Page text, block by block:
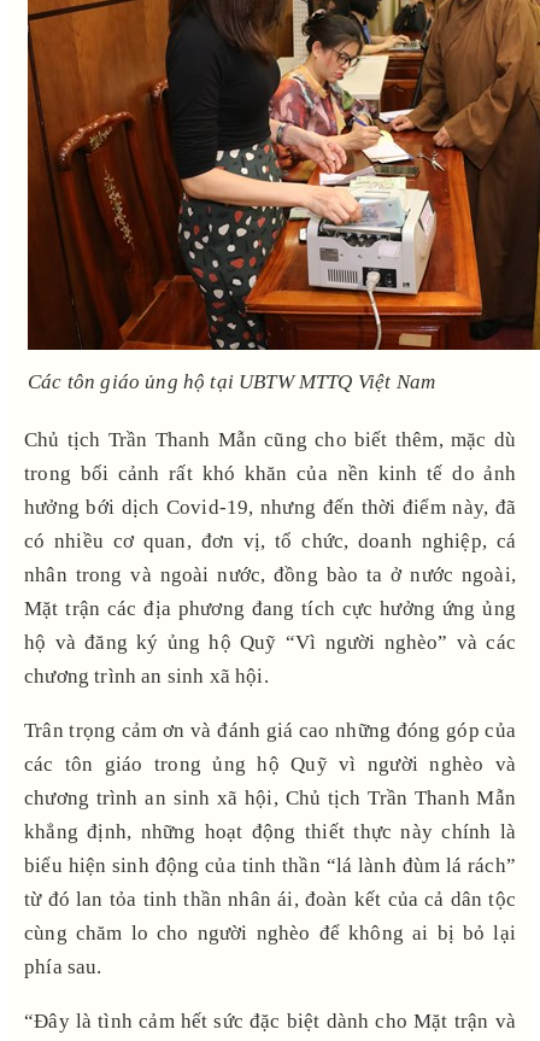
Các tôn giáo ủng hộ tại UBTW MTTQ Việt Nam
Chủ tịch Trần Thanh Mẫn cũng cho biết thêm, mặc dù
trong bối cảnh rất khó khăn của nền kinh tế do ảnh
hưởng bới dịch Covid-19, nhưng đến thời điểm này, đã
có nhiều cơ quan, đơn vị, tổ chức, doanh nghiệp, cá
nhân trong và ngoài nước, đồng bào ta ở nước ngoài,
Mặt trận các địa phương đang tích cực hưởng ứng ủng
hộ và đăng ký ủng hộ Quỹ “Vì người nghèo” và các
chương trình an sinh xã hội.
Trân trọng cảm ơn và đánh giá cao những đóng góp của
các tôn giáo trong ủng hộ Quỹ vì người nghèo và
chương trình an sinh xã hội, Chủ tịch Trần Thanh Mẫn
khẳng định, những hoạt động thiết thực này chính là
biểu hiện sinh động của tinh thần “lá lành đùm lá rách”
từ đó lan tỏa tinh thần nhân ái, đoàn kết của cả dân tộc
cùng chăm lo cho người nghèo để không ai bị bỏ lại
phía sau.
“Đây là tình cảm hết sức đặc biệt dành cho Mặt trận và